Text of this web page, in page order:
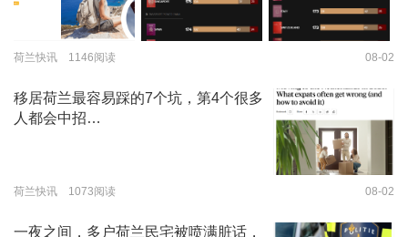
荷兰快讯 1146阅读 08-02
移居荷兰最容易踩的7个坑，第4个很多
人都会中招…
荷兰快讯 1073阅读 08-02
一夜之间，多户荷兰民宅被喷满脏话，